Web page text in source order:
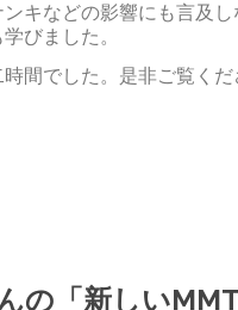
キなどの影響にも言及
びました。
間でした。是非ご覧くだ
の「新しい